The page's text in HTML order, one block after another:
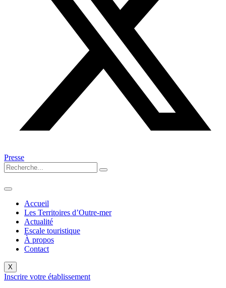
Presse
Accueil
Les Territoires d’Outre-mer
Actualité
Escale touristique
À propos
Contact
X
Inscrire votre établissement